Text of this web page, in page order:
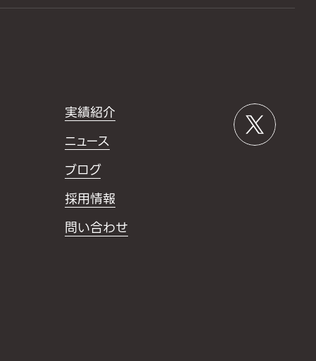
実績紹介
ニュース
ブログ
採用情報
問い合わせ